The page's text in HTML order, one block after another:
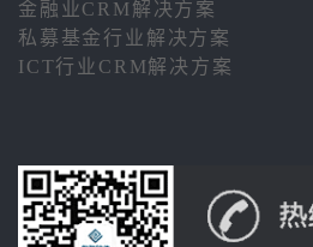
金融业CRM解决方案
私募基金行业解决方案
ICT行业CRM解决方案